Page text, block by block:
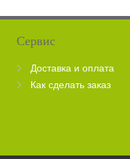
Сервис
Доставка и оплата
Как сделать заказ